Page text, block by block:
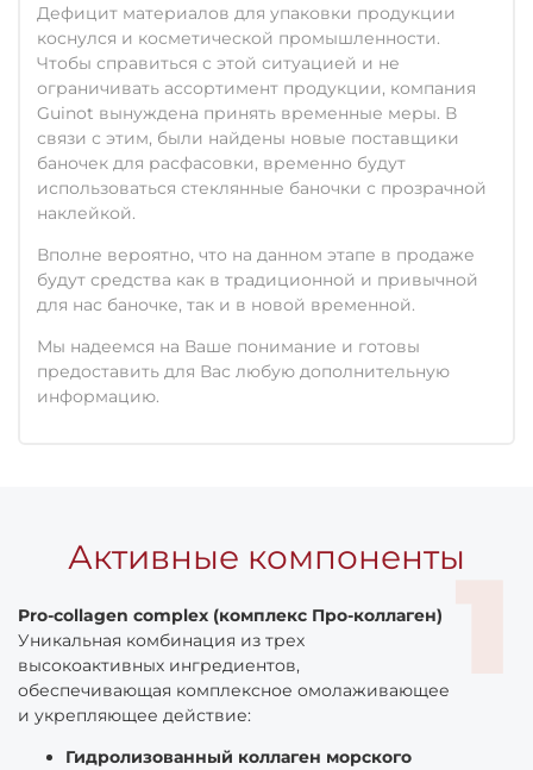
Дефицит материалов для упаковки продукции
коснулся и косметической промышленности.
Чтобы справиться с этой ситуацией и не
ограничивать ассортимент продукции, компания
Guinot вынуждена принять временные меры. В
связи с этим, были найдены новые поставщики
баночек для расфасовки, временно будут
использоваться стеклянные баночки с прозрачной
наклейкой.
Вполне вероятно, что на данном этапе в продаже
будут средства как в традиционной и привычной
для нас баночке, так и в новой временной.
Мы надеемся на Ваше понимание и готовы
предоставить для Вас любую дополнительную
информацию.
Активные компоненты
Pro-collagen complex (комплекс Про-коллаген)
Уникальная комбинация из трех
высокоактивных ингредиентов,
обеспечивающая комплексное омолаживающее
и укрепляющее действие:
Гидролизованный коллаген морского